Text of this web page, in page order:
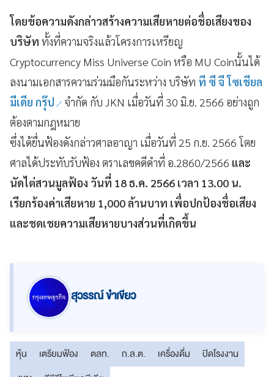
โดยข้อความดังกล่าวสร้างความเสียหายต่อชื่อเสียงของ
บริษัท ทั้งที่ความจริงแล้วโครงการเหรียญ
Cryptocurrency Miss Universe Coin หรือ MU Coinนั้นได้
ลงนามเอกสารความร่วมมือกันระหว่าง บริษัท ที ซี จี โซเชียล
มีเดีย กรุ๊ป จำกัด กับ JKN เมื่อวันที่ 30 มิ.ย. 2566 อย่างถูก
ต้องตามกฎหมาย
ซึ่งได้ยื่นฟ้องดังกล่าวศาลอาญา เมื่อวันที่ 25 ก.ย. 2566 โตย
ศาลได้ประทับรับฟ้อง ตราเลขคดีดำที่ อ.2860/2566 และ
นัดไต่สวนมูลฟ้อง วันที่ 18 ธ.ค. 2566 เวลา 13.00 น.
เรียกร้องค่าเสียหาย 1,000 ล้านบาท เพื่อปกป้องชื่อเสียง
และชดเชยความเสียหายบางส่วนที่เกิดขึ้น
สุวรรณ์ ขำเขียว
หุ้น เตรียมฟ้อง ตลท. ก.ล.ต. เครื่องดื่ม
ปิดโรงงาน